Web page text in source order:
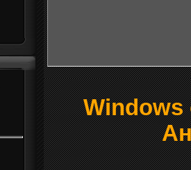
Windows